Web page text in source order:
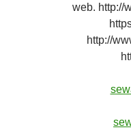
web. http://
http://